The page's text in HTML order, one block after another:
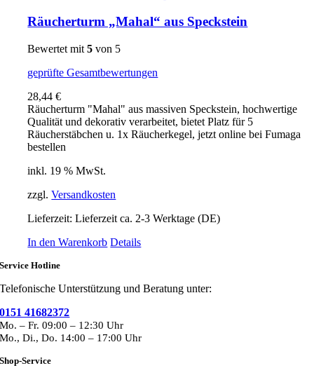
Räucherturm „Mahal“ aus Speckstein
Bewertet mit5 von 5
geprüfte Gesamtbewertungen
28,44€
Räucherturm "Mahal" aus massiven Speckstein, hochwertige
Qualität und dekorativ verarbeitet, bietet Platz für 5
Räucherstäbchen u. 1x Räucherkegel, jetzt online bei Fumaga
bestellen
inkl. 19 % MwSt.
zzgl.Versandkosten
Lieferzeit:Lieferzeit ca. 2-3 Werktage (DE)
In den Warenkorb Details
Service Hotline
Telefonische Unterstützung und Beratung unter:
0151 41682372
Mo. – Fr. 09:00 – 12:30 Uhr
Mo., Di., Do. 14:00 – 17:00 Uhr
Shop-Service